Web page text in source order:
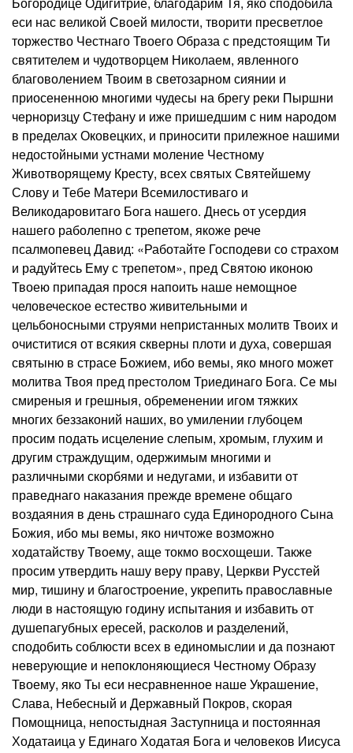
еси нас великой Своей милости, творити пресветлое
торжество Честнаго Твоего Образа с предстоящим Ти
святителем и чудотворцем Николаем, явленного
благоволением Твоим в светозарном сиянии и
приосененною многими чудесы на брегу реки Пыршни
черноризцу Стефану и иже пришедшим с ним народом
в пределах Оковецких, и приносити прилежное нашими
недостойными устнами моление Честному
Животворящему Кресту, всех святых Святейшему
Слову и Тебе Матери Всемилостиваго и
Великодаровитаго Бога нашего. Днесь от усердия
нашего раболепно с трепетом, якоже рече
псалмопевец Давид: «Работайте Господеви со страхом
и радуйтесь Ему с трепетом», пред Святою иконою
Твоею припадая прося напоить наше немощное
человеческое естество живительными и
цельбоносными струями непристанных молитв Твоих и
очиститися от всякия скверны плоти и духа, совершая
святыню в страсе Божием, ибо вемы, яко много может
молитва Твоя пред престолом Триединаго Бога. Се мы
смиреныя и грешныя, обременении игом тяжких
многих беззаконий наших, во умилении глубоцем
просим подать исцеление слепым, хромым, глухим и
другим страждущим, одержимым многими и
различными скорбями и недугами, и избавити от
праведнаго наказания прежде времене общаго
воздаяния в день страшнаго суда Единородного Сына
Божия, ибо мы вемы, яко ничтоже возможно
ходатайству Твоему, аще токмо восхощеши. Также
просим утвердить нашу веру праву, Церкви Русстей
мир, тишину и благостроение, укрепить православные
люди в настоящую годину испытания и избавить от
душепагубных ересей, расколов и разделений,
сподобить соблюсти всех в единомыслии и да познают
неверующие и непоклоняющиеся Честному Образу
Твоему, яко Ты еси несравненное наше Украшение,
Слава, Небесный и Державный Покров, скорая
Помощница, непостыдная Заступница и постоянная
Ходатаица у Единаго Ходатая Бога и человеков Иисуса